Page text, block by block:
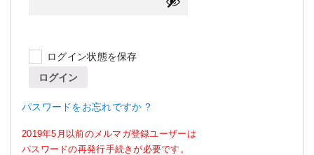
ログイン状態を保存
ログイン
パスワードをお忘れですか ?
2019年5月以前のメルマガ登録ユーザーは
パスワードの再発行手続きが必要です。